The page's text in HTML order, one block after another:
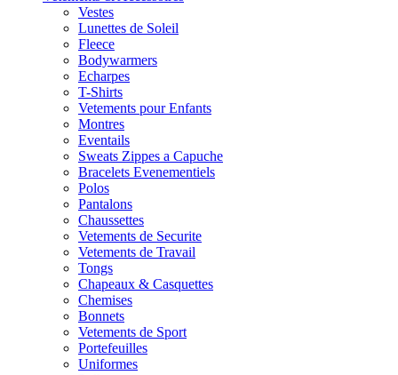
Vestes
Lunettes de Soleil
Fleece
Bodywarmers
Echarpes
T-Shirts
Vetements pour Enfants
Montres
Eventails
Sweats Zippes a Capuche
Bracelets Evenementiels
Polos
Pantalons
Chaussettes
Vetements de Securite
Vetements de Travail
Tongs
Chapeaux & Casquettes
Chemises
Bonnets
Vetements de Sport
Portefeuilles
Uniformes